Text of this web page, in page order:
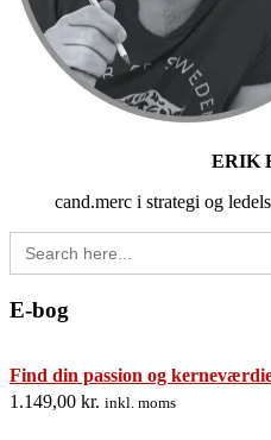
ERIK
cand.merc i strategi og
Search
for:
E-bog
Find din passion og
1.149,00 kr. inkl. moms